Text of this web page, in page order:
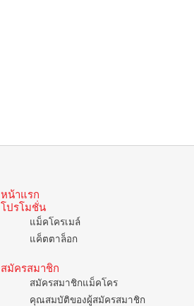
หน้าแรก
โปรโมชั่น
แม็คโครเมล์
แค็ตตาล็อก
สมัครสมาชิก
สมัครสมาชิกแม็คโคร
คุณสมบัติของผู้สมัครสมาชิก